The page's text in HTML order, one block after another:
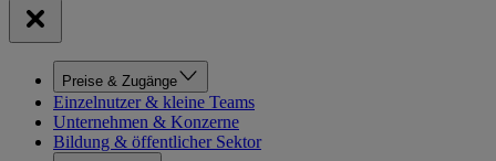
Preise & Zugänge
Einzelnutzer & kleine Teams
Unternehmen & Konzerne
Bildung & öffentlicher Sektor